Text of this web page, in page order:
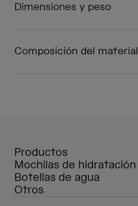
Dimensiones y peso
Composición del material
Productos
Mochilas de hidratación
Botellas de agua
Otros